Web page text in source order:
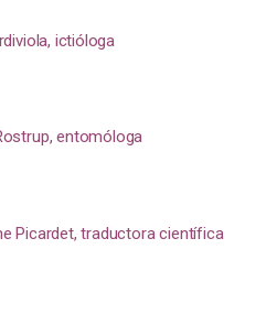
ictióloga
entomóloga
Picardet, traductora científica